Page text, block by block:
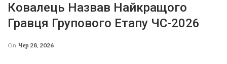
Ковалець Назвав Найкращого
Гравця Групового Етапу ЧС-2026
On Чер 28, 2026